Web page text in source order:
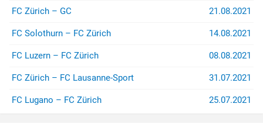
FC Zürich – GC 21.08.2021
FC Solothurn – FC Zürich 14.08.2021
FC Luzern – FC Zürich 08.08.2021
FC Zürich – FC Lausanne-Sport 31.07.2021
FC Lugano – FC Zürich 25.07.2021